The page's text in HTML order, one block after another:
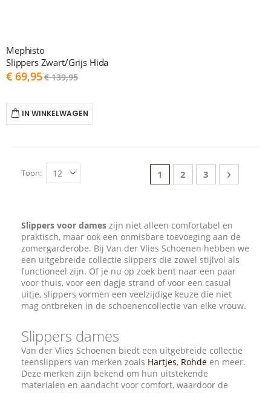
Mephisto
Slippers Zwart/Grijs Hida
As
low
€ 69,95€ 139,95
IN WINKELWAGEN
Pagina
U lees momenteel
1 Pagina
2 Pagina
3 Pagina
Toon
Slippers voor dames zijn niet alleen comfortabel en
praktisch, maar ook een onmisbare toevoeging aan de
zomergarderobe. Bij Van der Vlies Schoenen hebben we
een uitgebreide collectie slippers die zowel stijlvol als
functioneel zijn. Of je nu op zoek bent naar een paar
voor thuis, voor een dagje strand of voor een casual
uitje, slippers vormen een veelzijdige keuze die niet
mag ontbreken in de schoenencollectie van elke vrouw.
Slippers dames
Van der Vlies Schoenen biedt een uitgebreide collectie
teenslippers van merken zoals Hartjes, Rohde en meer.
Deze merken zijn bekend om hun uitstekende
materialen en aandacht voor comfort, waardoor de